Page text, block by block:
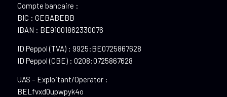
Compte bancaire :
BIC : GEBABEBB
IBAN : BE91001862330076
ID Peppol (TVA) : 9925:BE0725867628
ID Peppol (CBE) : 0208:0725867628
UAS – Exploitant/Operator :
BELfvxd0upwpyk4o